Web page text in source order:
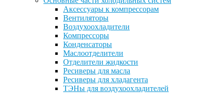
Аксессуары к компрессорам
Вентиляторы
Воздухоохладители
Компрессоры
Конденсаторы
Маслоотделители
Отделители жидкости
Ресиверы для масла
Ресиверы для хладагента
ТЭНы для воздухоохладителей